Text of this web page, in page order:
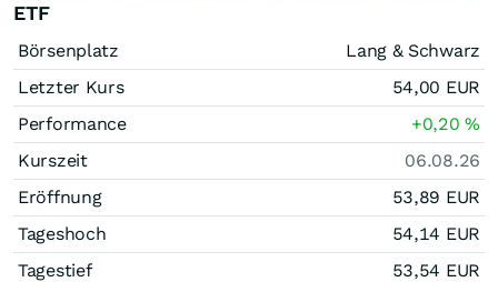
ETF
Börsenplatz
Lang & Schwarz
Letzter Kurs
54,00 EUR
Performance
+0,20%
Kurszeit
06.08.26
Eröffnung
53,89 EUR
Tageshoch
54,14 EUR
Tagestief
53,54 EUR